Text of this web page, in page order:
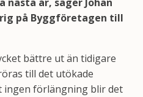
på Byggföretagen till
bättre ut än tidigare
till det utökade
ingen förlängning blir det